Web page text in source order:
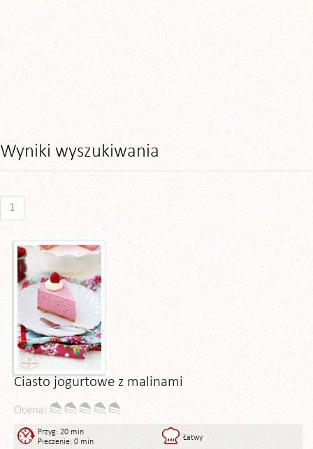
Wyniki wyszukiwania
1
Ciasto jogurtowe z malinami
Ocena:
Przyg: 20 min
Pieczenie: 0 min
Łatwy